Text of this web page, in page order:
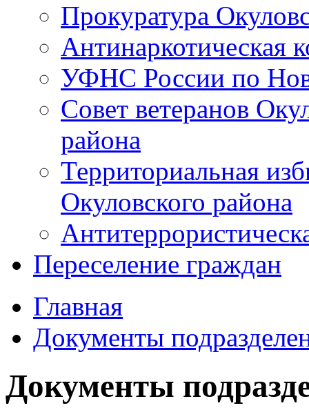
Прокуратура
Антинаркотическая
УФНС России по
Совет ветеранов
района
Территориальная
Окуловского района
Переселение граждан
Главная
Документы
Документы